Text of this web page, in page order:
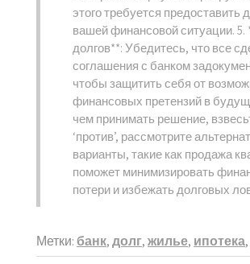
этого требуется предоставить
вашей финансовой ситуации. 5.
долгов**: Убедитесь, что все
соглашения с банком
чтобы защитить себя от
финансовых претензий в
чем принимать решение,
‘против’, рассмотрите
варианты, такие как продажа
поможет минимизировать
потери и избежать долговых
Метки:банк,долг,жилье, ипотека,